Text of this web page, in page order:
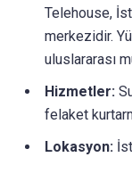
Telehouse,
merkezidir.
uluslararası
Hizmetler:
felaket
Lokasyon: